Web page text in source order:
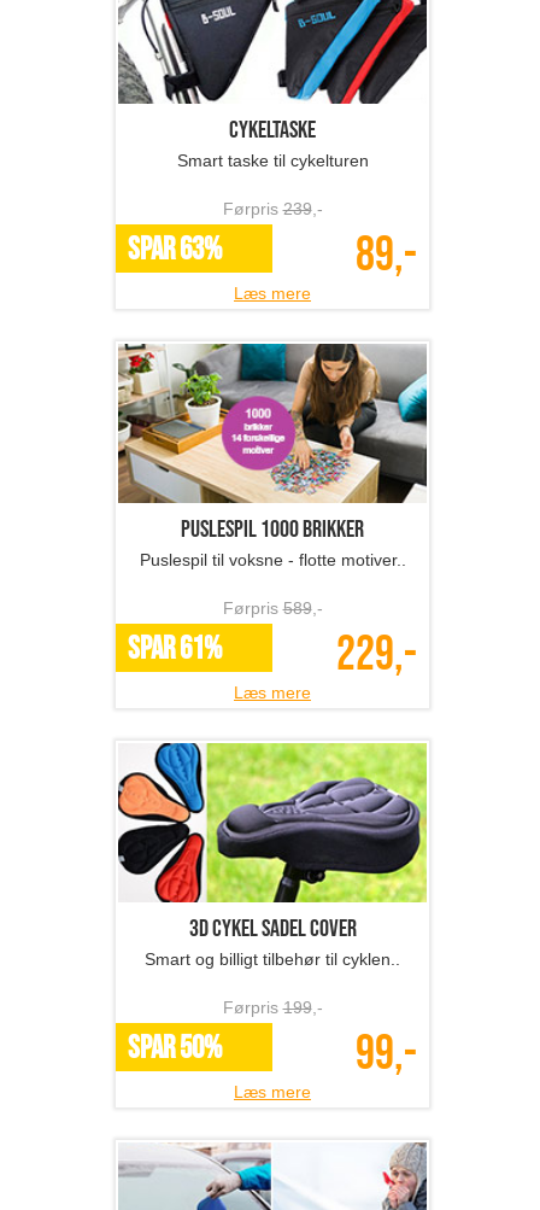
Cykeltaske
Smart taske til cykelturen
Førpris239,-
SPAR 63% 89,-
Læs mere
Puslespil 1000 brikker
Puslespil til voksne - flotte motiver..
Førpris589,-
SPAR 61% 229,-
Læs mere
3D cykel sadel cover
Smart og billigt tilbehør til cyklen..
Førpris199,-
SPAR 50% 99,-
Læs mere